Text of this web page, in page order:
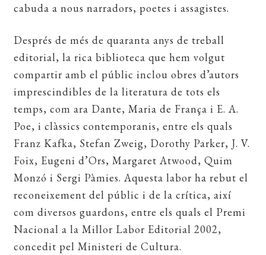
cabuda a nous narradors, poetes i assagistes.
Després de més de quaranta anys de treball
editorial, la rica biblioteca que hem volgut
compartir amb el públic inclou obres d’autors
imprescindibles de la literatura de tots els
temps, com ara Dante, Maria de França i E. A.
Poe, i clàssics contemporanis, entre els quals
Franz Kafka, Stefan Zweig, Dorothy Parker, J. V.
Foix, Eugeni d’Ors, Margaret Atwood, Quim
Monzó i Sergi Pàmies. Aquesta labor ha rebut el
reconeixement del públic i de la crítica, així
com diversos guardons, entre els quals el Premi
Nacional a la Millor Labor Editorial 2002,
concedit pel Ministeri de Cultura.